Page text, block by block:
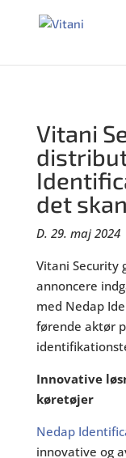
Vitani
det
D. 29. maj 2024
Vitani Security
annoncere
med Nedap
førende aktør
Innovative
køretøjer
Nedap
innovative og